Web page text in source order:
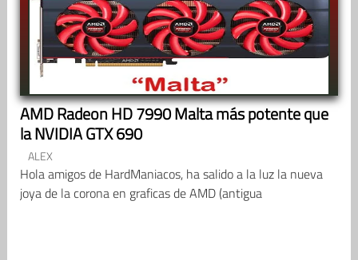
AMD Radeon HD 7990 Malta más potente que
la NVIDIA GTX 690
ALEX
Hola amigos de HardManiacos, ha salido a la luz la nueva
joya de la corona en graficas de AMD (antigua